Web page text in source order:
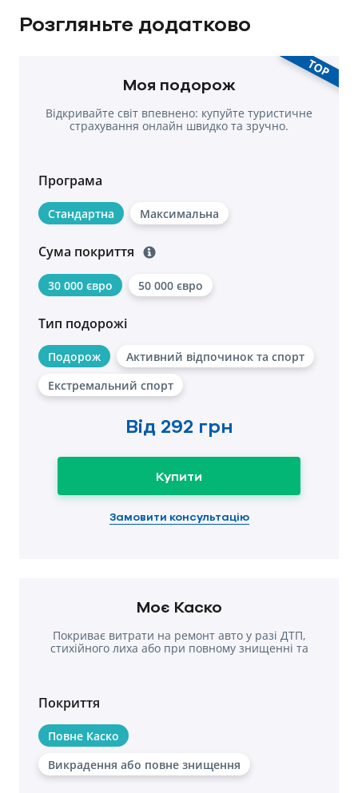
Розгляньте додатково
TOP
Моя подорож
Відкривайте світ впевнено: купуйте туристичне
страхування онлайн швидко та зручно.
Програма
Стандартна Максимальна
Сума покриття
30 000 євро 50 000 євро
Тип подорожі
Подорож
Активний відпочинок та спорт
Екстремальний спорт
Від 292 грн
Купити
Замовити консультацію
Моє Каско
Покриває витрати на ремонт авто у разі ДТП,
стихійного лиха або при повному знищенні та
Покриття
Повне Каско
Викрадення або повне знищення